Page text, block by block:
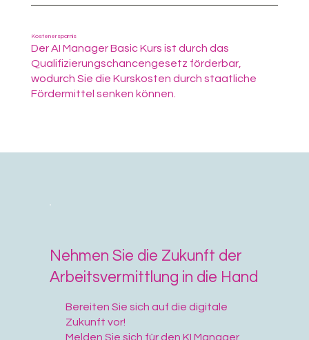
Kostenersparnis
Der AI Manager Basic Kurs ist durch das
Qualifizierungschancengesetz förderbar,
wodurch Sie die Kurskosten durch staatliche
Fördermittel senken können.
Nehmen Sie die Zukunft der
Arbeitsvermittlung in die Hand
Bereiten Sie sich auf die digitale
Zukunft vor!
Melden Sie sich für den KI Manager